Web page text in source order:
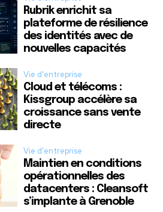
Rubrik enrichit sa
plateforme de résilience
des identités avec de
nouvelles capacités
Vie d'entreprise
Cloud et télécoms :
Kissgroup accélère sa
croissance sans vente
directe
Vie d'entreprise
Maintien en conditions
opérationnelles des
datacenters : Cleansoft
s’implante à Grenoble